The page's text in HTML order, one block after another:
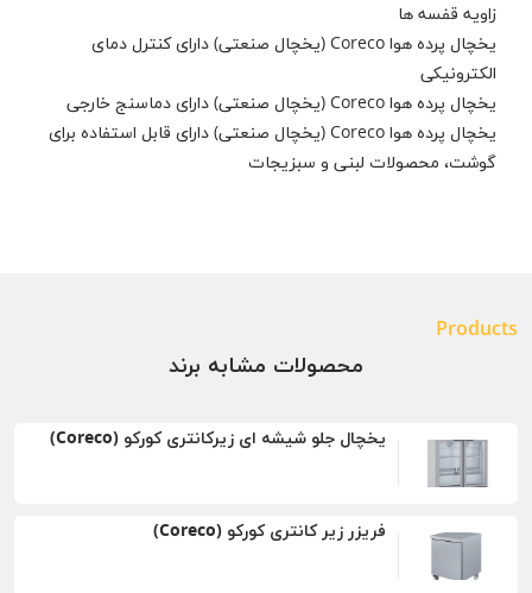
زاویه قفسه ها
یخچال پرده هوا Coreco (یخچال صنعتی) دارای کنترل دمای
الکترونیکی
یخچال پرده هوا Coreco (یخچال صنعتی) دارای دماسنج خارجی
یخچال پرده هوا Coreco (یخچال صنعتی) دارای قابل استفاده برای
گوشت، محصولات لبنی و سبزیجات
Products
محصولات مشابه برند
یخچال جلو شیشه ای زیرکانتری کورکو (Coreco)
فریزر زیر کانتری کورکو (Coreco)